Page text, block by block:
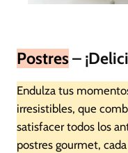
Postres–
Endulza tus
irresistibles, que
satisfacer todos los
postres gourmet,